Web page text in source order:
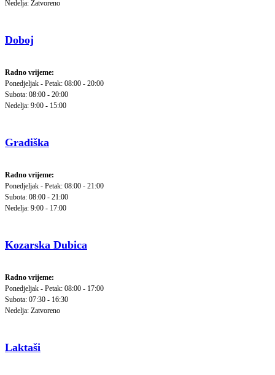
Nedelja: Zatvoreno
Doboj
Radno vrijeme:
Ponedjeljak - Petak: 08:00 - 20:00
Subota: 08:00 - 20:00
Nedelja: 9:00 - 15:00
Gradiška
Radno vrijeme:
Ponedjeljak - Petak: 08:00 - 21:00
Subota: 08:00 - 21:00
Nedelja: 9:00 - 17:00
Kozarska Dubica
Radno vrijeme:
Ponedjeljak - Petak: 08:00 - 17:00
Subota: 07:30 - 16:30
Nedelja: Zatvoreno
Laktaši